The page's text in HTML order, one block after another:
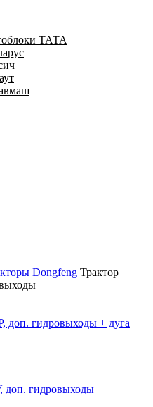
ТАТА
Dongfeng Трактор
доп. гидровыходы + дуга
доп. гидровыходы